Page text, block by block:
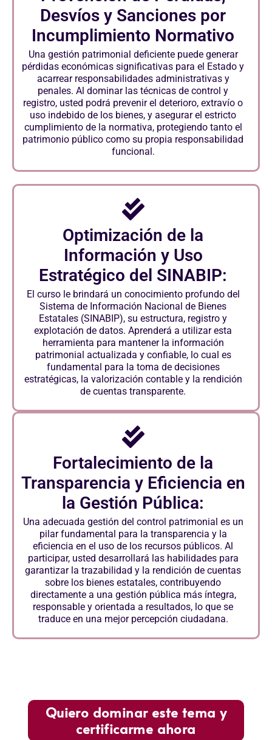
Desvíos y Sanciones por
Incumplimiento Normativo
Una gestión patrimonial deficiente puede generar
pérdidas económicas significativas para el Estado y
acarrear responsabilidades administrativas y
penales. Al dominar las técnicas de control y
registro, usted podrá prevenir el deterioro, extravío o
uso indebido de los bienes, y asegurar el estricto
cumplimiento de la normativa, protegiendo tanto el
patrimonio público como su propia responsabilidad
funcional.
Optimización de la
Información y Uso
Estratégico del SINABIP:
El curso le brindará un conocimiento profundo del
Sistema de Información Nacional de Bienes
Estatales (SINABIP), su estructura, registro y
explotación de datos. Aprenderá a utilizar esta
herramienta para mantener la información
patrimonial actualizada y confiable, lo cual es
fundamental para la toma de decisiones
estratégicas, la valorización contable y la rendición
de cuentas transparente.
Fortalecimiento de la
Transparencia y Eficiencia en
la Gestión Pública:
Una adecuada gestión del control patrimonial es un
pilar fundamental para la transparencia y la
eficiencia en el uso de los recursos públicos. Al
participar, usted desarrollará las habilidades para
garantizar la trazabilidad y la rendición de cuentas
sobre los bienes estatales, contribuyendo
directamente a una gestión pública más íntegra,
responsable y orientada a resultados, lo que se
traduce en una mejor percepción ciudadana.
Quiero dominar este tema y
certificarme ahora